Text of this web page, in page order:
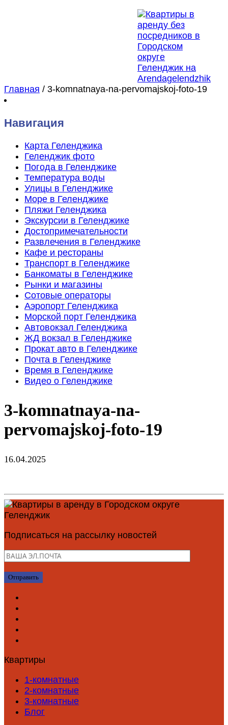
Главная / 3-komnatnaya-na-pervomajskoj-foto-19
Навигация
Карта Геленджика
Геленджик фото
Погода в Геленджике
Температура воды
Улицы в Геленджике
Море в Геленджике
Пляжи Геленджика
Экскурсии в Геленджике
Достопримечательности
Развлечения в Геленджике
Кафе и рестораны
Транспорт в Геленджике
Банкоматы в Геленджике
Рынки и магазины
Сотовые операторы
Аэропорт Геленджика
Морской порт Геленджика
Автовокзал Геленджика
ЖД вокзал в Геленджике
Прокат авто в Геленджике
Почта в Геленджике
Время в Геленджике
Видео о Геленджике
3-komnatnaya-na-
pervomajskoj-foto-19
16.04.2025
Подписаться на рассылку новостей
Квартиры
1-комнатные
2-комнатные
3-комнатные
Блог